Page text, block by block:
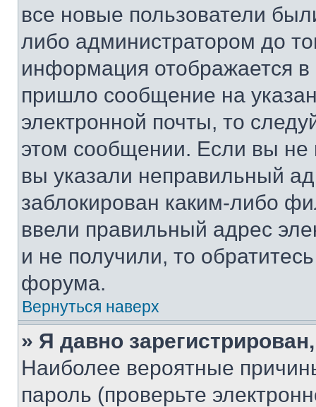
все новые пользователи
либо администратором до
информация отображается
пришло сообщение на
электронной почты, то
этом сообщении. Если вы
вы указали неправильный
заблокирован каким-либо
ввели правильный адрес
и не получили, то
форума.
Вернуться наверх
» Я давно
Наиболее вероятные
пароль (проверьте